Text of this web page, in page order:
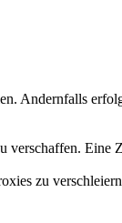
Andernfalls
verschaffen. Eine
zu